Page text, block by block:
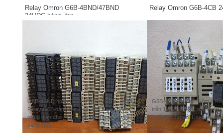
Relay Omron G6B-4BND/47BND
24VDC hàng đẹp
G6B-4BND hoặc G6B-47BND 24VDC. gồm 4
Relay G6B nằm trên 1 đế, làm Relay đệm
trung gian cho PLC. Xuất xứ: Japan. Used,
hàng đẹp.
Relay Omron G6B-4CB
G6B-4CB 24VDC. Gồm 4
trên 1 đế, kích 0V, mỗi Relay
Xuất xứ: Japan. Used, hàng